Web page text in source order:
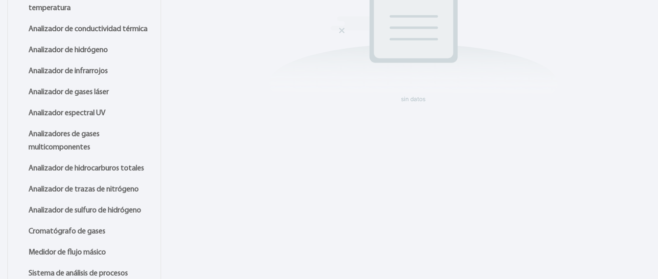
temperatura
Analizador de conductividad térmica
Analizador de hidrógeno
Analizador de infrarrojos
Analizador de gases láser
Analizador espectral UV
Analizadores de gases
multicomponentes
Analizador de hidrocarburos totales
Analizador de trazas de nitrógeno
Analizador de sulfuro de hidrógeno
Cromatógrafo de gases
Medidor de flujo másico
Sistema de análisis de procesos
sin datos